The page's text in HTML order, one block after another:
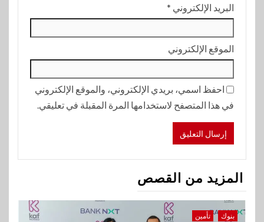
البريد الإلكتروني *
الموقع الإلكتروني
احفظ اسمي، بريدي الإلكتروني، والموقع الإلكتروني
في هذا المتصفح لاستخدامها المرة المقبلة في تعليقي.
المزيد من القصص
بنوك تأمين